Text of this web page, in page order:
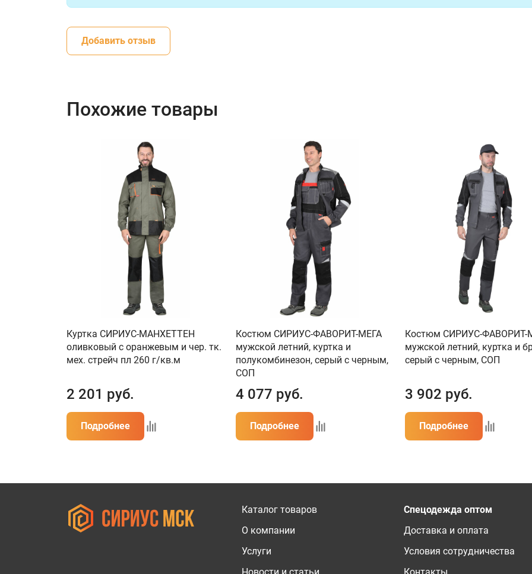
Добавить отзыв
Похожие товары
Куртка СИРИУС-МАНХЕТТЕН
оливковый с оранжевым и чер. тк.
мех. стрейч пл 260 г/кв.м
2 201 руб.
Подробнее
Костюм СИРИУС-ФАВОРИТ-МЕГА
мужской летний, куртка и
полукомбинезон, серый с черным,
СОП
4 077 руб.
Подробнее
Костюм СИРИУС-ФАВОРИТ-
мужской летний, куртка и
серый с черным, СОП
3 902 руб.
Подробнее
Каталог товаров
О компании
Услуги
Спецодежда оптом
Доставка и оплата
Условия сотрудничества